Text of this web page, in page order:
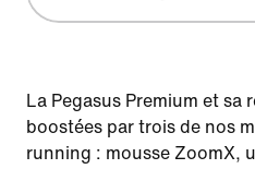
La Pegasus Premium et sa
boostées par trois de nos
running : mousse ZoomX,